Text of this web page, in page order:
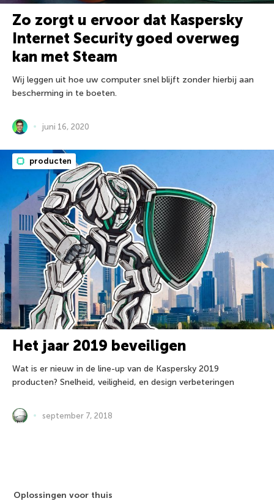
Zo zorgt u ervoor dat Kaspersky
Internet Security goed overweg
kan met Steam
Wij leggen uit hoe uw computer snel blijft zonder hierbij aan
bescherming in te boeten.
juni 16, 2020
producten
Het jaar 2019 beveiligen
Wat is er nieuw in de line-up van de Kaspersky 2019
producten? Snelheid, veiligheid, en design verbeteringen
september 7, 2018
Oplossingen voor thuis